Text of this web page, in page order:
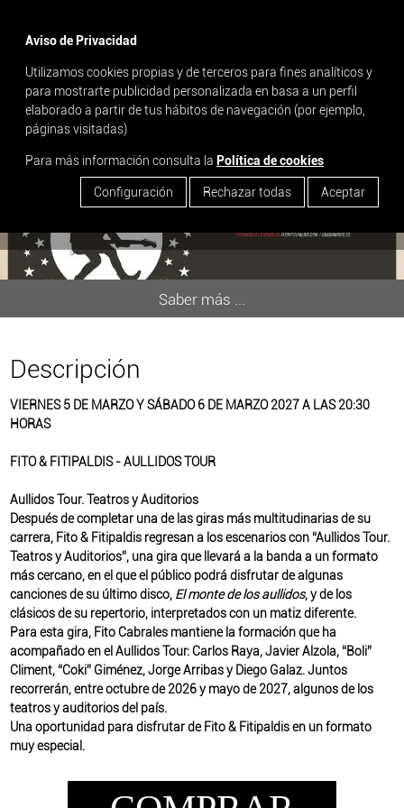
Aviso de Privacidad
Utilizamos cookies propias y de terceros para fines analíticos y
para mostrarte publicidad personalizada en basa a un perfil
elaborado a partir de tus hábitos de navegación (por ejemplo,
páginas visitadas)
Para más información consulta la Política de cookies
Configuración Rechazar todas Aceptar
search
FITO & FITIPALDIS - AULLIDOS
TOUR
Saber más ...
Descripción
VIERNES 5 DE MARZO Y SÁBADO 6 DE MARZO 2027 A LAS 20:30
HORAS
FITO & FITIPALDIS - AULLIDOS TOUR
Aullidos Tour. Teatros y Auditorios
Después de completar una de las giras más multitudinarias de su
carrera, Fito & Fitipaldis regresan a los escenarios con “Aullidos Tour.
Teatros y Auditorios”, una gira que llevará a la banda a un formato
más cercano, en el que el público podrá disfrutar de algunas
canciones de su último disco, El monte de los aullidos, y de los
clásicos de su repertorio, interpretados con un matiz diferente.
Para esta gira, Fito Cabrales mantiene la formación que ha
acompañado en el Aullidos Tour: Carlos Raya, Javier Alzola, “Boli”
Climent, “Coki” Giménez, Jorge Arribas y Diego Galaz. Juntos
recorrerán, entre octubre de 2026 y mayo de 2027, algunos de los
teatros y auditorios del país.
Una oportunidad para disfrutar de Fito & Fitipaldis en un formato
muy especial.